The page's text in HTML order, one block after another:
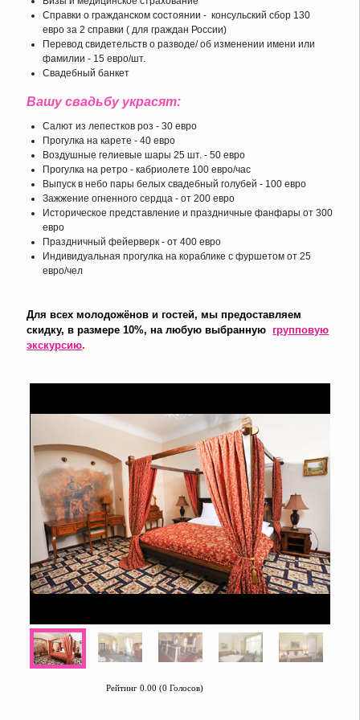
Справки о гражданском состоянии - консульский сбор 130
евро за 2 справки ( для граждан России)
Перевод свидетельств о разводе/ об изменении имени или
фамилии - 15 евро/шт.
Свадебный банкет
Вашу свадьбу украсят:
Салют из лепестков роз - 30 евро
Прогулка на карете - 40 евро
Воздушные гелиевые шары 25 шт. - 50 евро
Прогулка на ретро - кабриолете 100 евро/час
Выпуск в небо пары белых свадебный голубей - 100 евро
Зажжение огненного сердца - от 200 евро
Историческое представление и праздничные фанфары от 300
евро
Праздничный фейерверк - от 400 евро
Индивидуальная прогулка на кораблике с фуршетом от 25
евро/чел
Для всех молодожёнов и гостей, мы предоставляем
скидку, в размере 10%, на любую выбранную групповую
экскурсию.
Рейтинг 0.00 (0 Голосов)